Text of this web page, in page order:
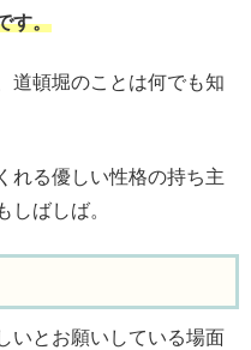
す。
道頓堀のことは何でも知
れる優しい性格の持ち主
しばしば。
いとお願いしている場面